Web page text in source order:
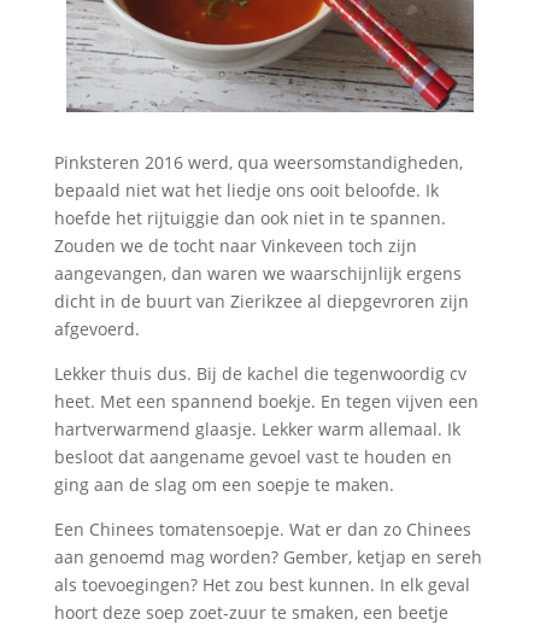
Pinksteren 2016 werd, qua weersomstandigheden,
bepaald niet wat het liedje ons ooit beloofde. Ik
hoefde het rijtuiggie dan ook niet in te spannen.
Zouden we de tocht naar Vinkeveen toch zijn
aangevangen, dan waren we waarschijnlijk ergens
dicht in de buurt van Zierikzee al diepgevroren zijn
afgevoerd.
Lekker thuis dus. Bij de kachel die tegenwoordig cv
heet. Met een spannend boekje. En tegen vijven een
hartverwarmend glaasje. Lekker warm allemaal. Ik
besloot dat aangename gevoel vast te houden en
ging aan de slag om een soepje te maken.
Een Chinees tomatensoepje. Wat er dan zo Chinees
aan genoemd mag worden? Gember, ketjap en sereh
als toevoegingen? Het zou best kunnen. In elk geval
hoort deze soep zoet-zuur te smaken, een beetje